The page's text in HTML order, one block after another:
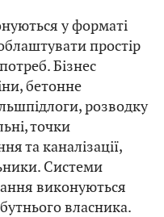
у форматі
простір
Бізнес
бетонне
розводку
точки
та каналізації,
Системи
виконуються
власника.